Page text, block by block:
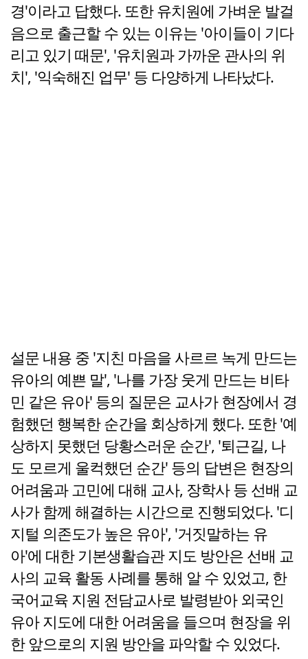
경'이라고 답했다. 또한 유치원에 가벼운 발걸
음으로 출근할 수 있는 이유는 '아이들이 기다
리고 있기 때문', '유치원과 가까운 관사의 위
치', '익숙해진 업무' 등 다양하게 나타났다.
설문 내용 중 '지친 마음을 사르르 녹게 만드는
유아의 예쁜 말', '나를 가장 웃게 만드는 비타
민 같은 유아' 등의 질문은 교사가 현장에서 경
험했던 행복한 순간을 회상하게 했다. 또한 '예
상하지 못했던 당황스러운 순간', '퇴근길, 나
도 모르게 울컥했던 순간' 등의 답변은 현장의
어려움과 고민에 대해 교사, 장학사 등 선배 교
사가 함께 해결하는 시간으로 진행되었다. '디
지털 의존도가 높은 유아', '거짓말하는 유
아'에 대한 기본생활습관 지도 방안은 선배 교
사의 교육 활동 사례를 통해 알 수 있었고, 한
국어교육 지원 전담교사로 발령받아 외국인
유아 지도에 대한 어려움을 들으며 현장을 위
한 앞으로의 지원 방안을 파악할 수 있었다.